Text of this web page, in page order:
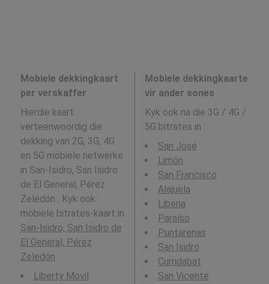
Mobiele dekkingkaart
per verskaffer
Hierdie kaart
verteenwoordig die
dekking van 2G, 3G, 4G
en 5G mobiele netwerke
in San-Isidro, San Isidro
de El General, Pérez
Zeledón . Kyk ook:
mobiele bitrates-kaart in
San-Isidro, San Isidro de
El General, Pérez
Zeledón .
Liberty Movil
Mobiele dekkingkaarte
vir ander sones
Kyk ook na die 3G / 4G /
5G bitrates in :
San José
Limón
San Francisco
Alajuela
Liberia
Paraíso
Puntarenas
San Isidro
Curridabat
San Vicente